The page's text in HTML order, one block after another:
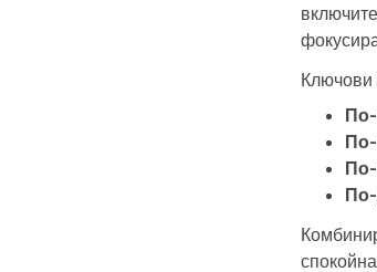
Ключови